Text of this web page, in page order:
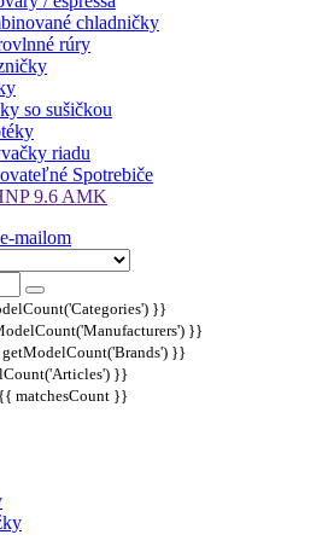
chladničky
rúry
so sušičkou
riadu
Spotrebiče
9.6 AMK
mailom
}}
}}
}}
}}
{{ matchesCount }}